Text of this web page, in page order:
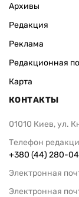
Архивы
Редакция
Реклама
Редакционная
Карта
КОНТАКТЫ
01010 Киев, ул.
Телефон
+380 (44) 280-
Электронная
Электронная